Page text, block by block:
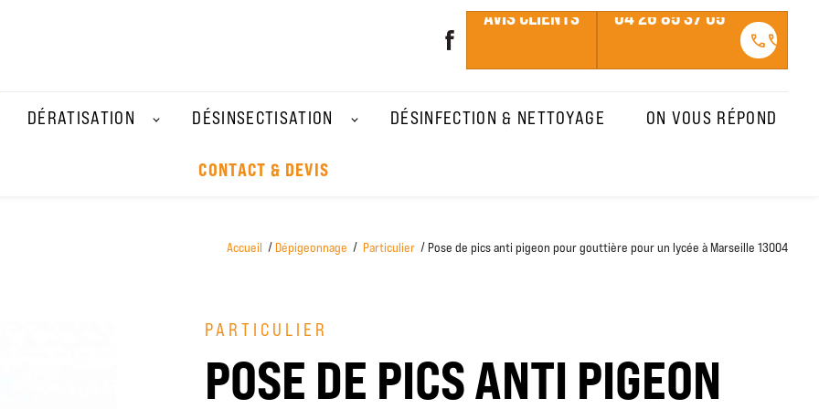
AVIS CLIENTS
04 26 85 37 05
callcall
DÉRATISATION DÉSINSECTISATION DÉSINFECTION & NETTOYAGE ON VOUS RÉPOND
CONTACT & DEVIS
Accueil Dépigeonnage Particulier Pose de pics anti pigeon pour gouttière pour un lycée à Marseille 13004
PARTICULIER
POSE DE PICS ANTI PIGEON